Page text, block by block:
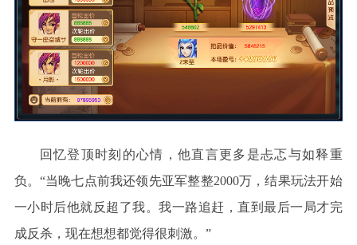
回忆登顶时刻的心情，他直言更多是忐忑与如释重
负。 “当晚七点前我还领先亚军整整2000万，结果玩法开始
一小时后他就反超了我。我一路追赶，直到最后一局才完
成反杀，现在想想都觉得很刺激。”